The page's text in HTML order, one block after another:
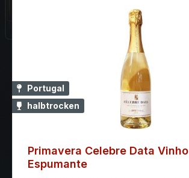
Portugal
halbtrocken
Primavera Celebre Data Vinho
Espumante